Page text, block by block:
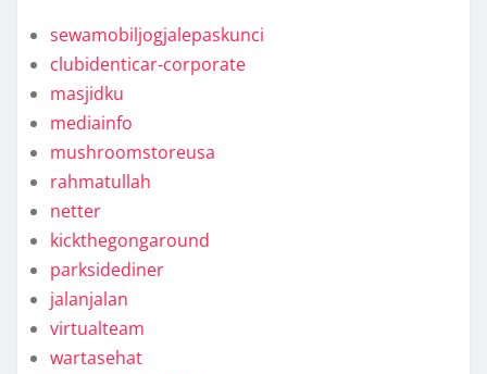
sewamobiljogjalepaskunci
clubidenticar-corporate
masjidku
mediainfo
mushroomstoreusa
rahmatullah
netter
kickthegongaround
parksidediner
jalanjalan
virtualteam
wartasehat